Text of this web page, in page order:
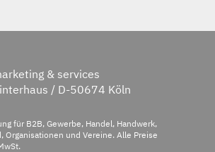
& services
/ D-50674 Köln
für B2B, Gewerbe, Handel, Handwerk,
Organisationen und Vereine. Alle Preise